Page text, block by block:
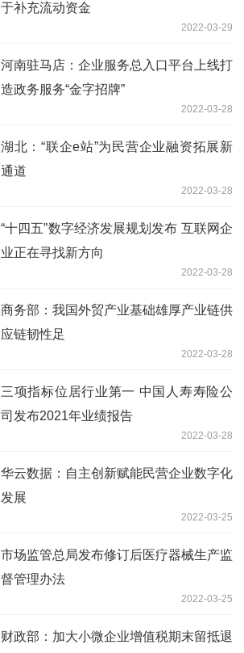
于补充流动资金
2022-03-29
河南驻马店：企业服务总入口平台上线打
造政务服务“金字招牌”
2022-03-28
湖北：“联企e站”为民营企业融资拓展新
通道
2022-03-28
“十四五”数字经济发展规划发布 互联网企
业正在寻找新方向
2022-03-28
商务部：我国外贸产业基础雄厚产业链供
应链韧性足
2022-03-28
三项指标位居行业第一 中国人寿寿险公
司发布2021年业绩报告
2022-03-28
华云数据：自主创新赋能民营企业数字化
发展
2022-03-25
市场监管总局发布修订后医疗器械生产监
督管理办法
2022-03-25
财政部：加大小微企业增值税期末留抵退